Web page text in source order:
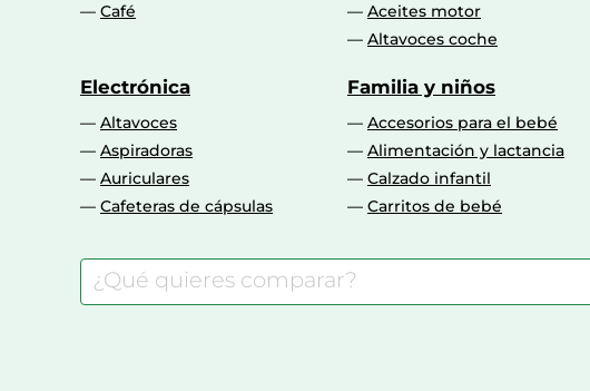
Café
Aceites motor
Altavoces coche
Electrónica
Altavoces
Aspiradoras
Auriculares
Cafeteras de cápsulas
Familia y niños
Accesorios para el bebé
Alimentación y lactancia
Calzado infantil
Carritos de bebé